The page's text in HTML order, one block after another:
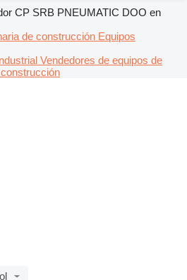
CP SRB PNEUMATIC DOO en
de construcción Equipos
Vendedores de equipos de